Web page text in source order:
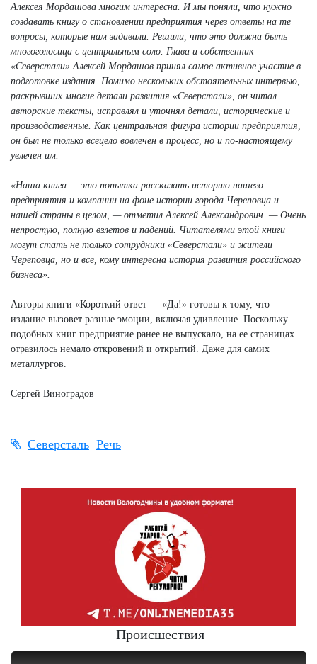
Алексея Мордашова многим интересна. И мы поняли, что нужно
создавать книгу о становлении предприятия через ответы на те
вопросы, которые нам задавали. Решили, что это должна быть
многоголосица с центральным соло. Глава и собственник
«Северстали» Алексей Мордашов принял самое активное участие в
подготовке издания. Помимо нескольких обстоятельных интервью,
раскрывших многие детали развития «Северстали», он читал
авторские тексты, исправлял и уточнял детали, исторические и
производственные. Как центральная фигура истории предприятия,
он был не только всецело вовлечен в процесс, но и по-настоящему
увлечен им.
«Наша книга — это попытка рассказать историю нашего
предприятия и компании на фоне истории города Череповца и
нашей страны в целом, — отметил Алексей Александрович. — Очень
непростую, полную взлетов и падений. Читателями этой книги
могут стать не только сотрудники «Северстали» и жители
Череповца, но и все, кому интересна история развития российского
бизнеса».
Авторы книги «Короткий ответ — «Да!» готовы к тому, что
издание вызовет разные эмоции, включая удивление. Поскольку
подобных книг предприятие ранее не выпускало, на ее страницах
отразилось немало откровений и открытий. Даже для самих
металлургов.
Сергей Виноградов
Северсталь Речь
Происшествия